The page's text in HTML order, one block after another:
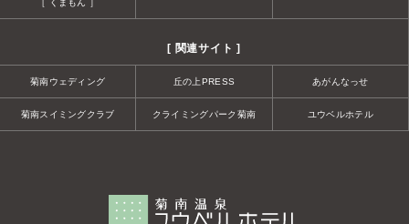
［ くまもん ］
[ 関連サイト ]
菊南ウェディング 丘の上PRESS あがんなっせ
菊南スイミングクラブ クライミングパーク菊南 ユウベルホテル